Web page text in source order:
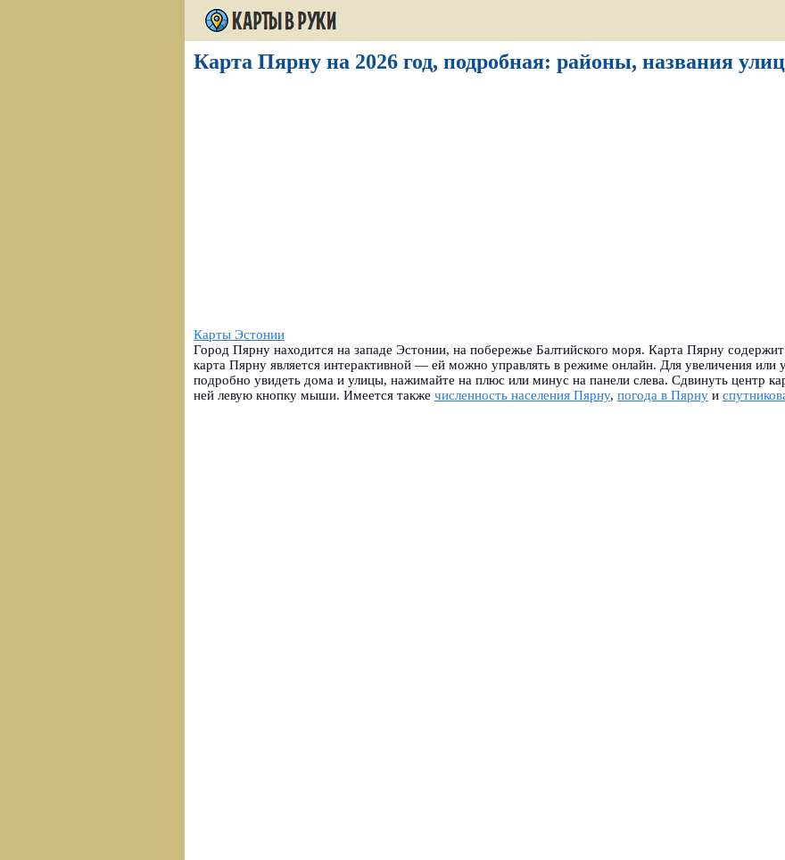
Карта Пярну на 2026 год, подробная: районы, названия
Карты Эстонии
Город Пярну находится на западе Эстонии, на побережье Балтийского моря. Карта Пярну
карта Пярну является интерактивной — ей можно управлять в режиме онлайн. Для увеличения
подробно увидеть дома и улицы, нажимайте на плюс или минус на панели слева. Сдвинуть центр
ней левую кнопку мыши. Имеется также численность населения Пярну, погода в Пярну и